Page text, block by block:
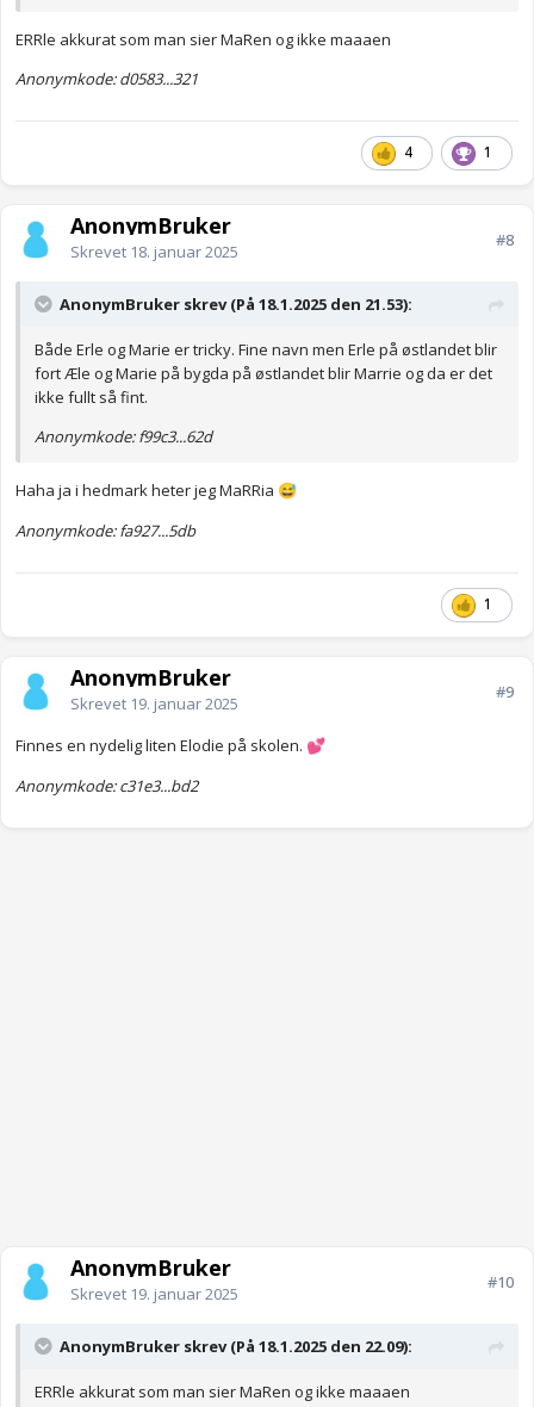
ERRle akkurat som man sier MaRen og ikke maaaen
Anonymkode: d0583...321
4 1
AnonymBruker
Skrevet 18. januar 2025
#8
AnonymBruker skrev (På 18.1.2025 den 21.53):
Både Erle og Marie er tricky. Fine navn men Erle på østlandet blir
fort Æle og Marie på bygda på østlandet blir Marrie og da er det
ikke fullt så fint.
Anonymkode: f99c3...62d
Haha ja i hedmark heter jeg MaRRia 😅
Anonymkode: fa927...5db
1
AnonymBruker
Skrevet 19. januar 2025
#9
Finnes en nydelig liten Elodie på skolen. 💕
Anonymkode: c31e3...bd2
AnonymBruker
Skrevet 19. januar 2025
#10
AnonymBruker skrev (På 18.1.2025 den 22.09):
ERRle akkurat som man sier MaRen og ikke maaaen